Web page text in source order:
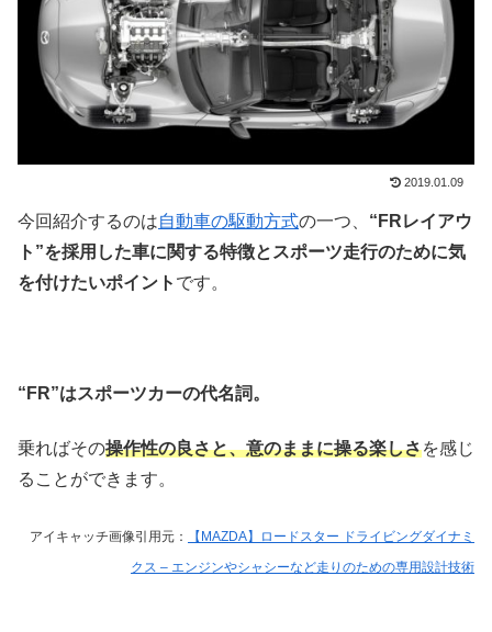
2019.01.09
今回紹介するのは自動車の駆動方式の一つ、 “FRレイアウ
ト”を採用した車に関する特徴とスポーツ走行のために気
を付けたいポイント です。
“FR”はスポーツカーの代名詞。
乗ればその操作性の良さと、意のままに操る楽しさを感じ
ることができます。
アイキャッチ画像引用元：
【MAZDA】ロードスター ドライビングダイナミ
クス – エンジンやシャシーなど走りのための専用設計技術